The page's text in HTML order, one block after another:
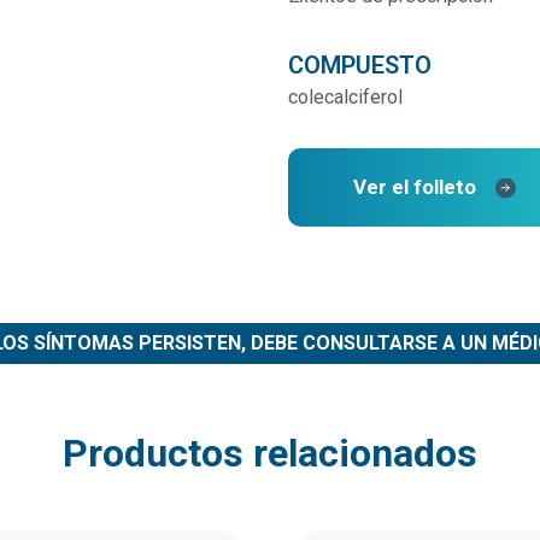
COMPUESTO
colecalciferol
Ver el folleto
SÍNTOMAS PERSISTEN, DEBE CONSULTARSE A UN
Productos relacionados